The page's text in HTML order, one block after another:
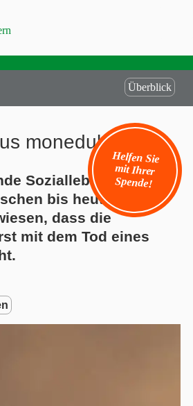
Helfen Sie
mit Ihrer
Spende!
Überblick
monedula)
Sozialleben der Dohle
bis heute. So
dass die
mit dem Tod eines